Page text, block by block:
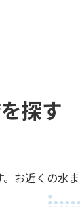
探す
お近くの水